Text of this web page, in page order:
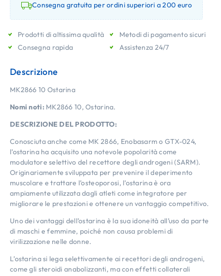
Consegna gratuita per ordini superiori a 200 euro
Prodotti di altissima qualità
Consegna rapida
Metodi di pagamento sicuri
Assistenza 24/7
Descrizione
MK2866 10 Ostarina
Nomi noti:MK2866 10, Ostarina.
DESCRIZIONE DEL PRODOTTO:
Conosciuta anche come MK 2866, Enobasarm o GTX-024,
l’ostarina ha acquisito una notevole popolarità come
modulatore selettivo del recettore degli androgeni (SARM).
Originariamente sviluppata per prevenire il deperimento
muscolare e trattare l’osteoporosi, l’ostarina è ora
ampiamente utilizzata dagli atleti come integratore per
migliorare le prestazioni e ottenere un vantaggio competitivo.
Uno dei vantaggi dell’ostarina è la sua idoneità all’uso da parte
di maschi e femmine, poiché non causa problemi di
virilizzazione nelle donne.
L’ostarina si lega selettivamente ai recettori degli androgeni,
come gli steroidi anabolizzanti, ma con effetti collaterali